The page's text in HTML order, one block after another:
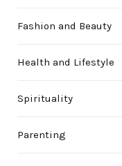
Fashion and Beauty
Health and Lifestyle
Spirituality
Parenting